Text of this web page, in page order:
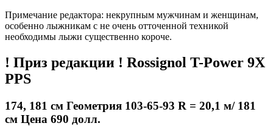
Примечание редактора: некрупным мужчинам и женщинам,
особенно лыжникам с не очень отточенной техникой
необходимы лыжи существенно короче.
! Приз редакции ! Rossignol T-Power 9X
PPS
174, 181 см Геометрия 103-65-93 R = 20,1 м/ 181
см Цена 690 долл.